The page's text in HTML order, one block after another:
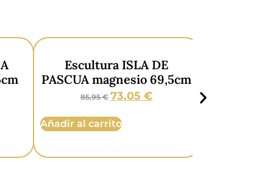
Escultura ISLA DE
PASCUA magnesio 69,5cm
85,95€ 73,05 €
Añadir al carrito